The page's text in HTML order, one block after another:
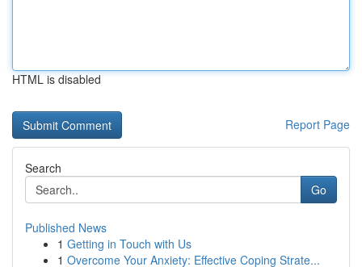
HTML is disabled
Report Page
Search
Go
Published News
1 Getting in Touch with Us
1 Overcome Your Anxiety: Effective Coping Strate...